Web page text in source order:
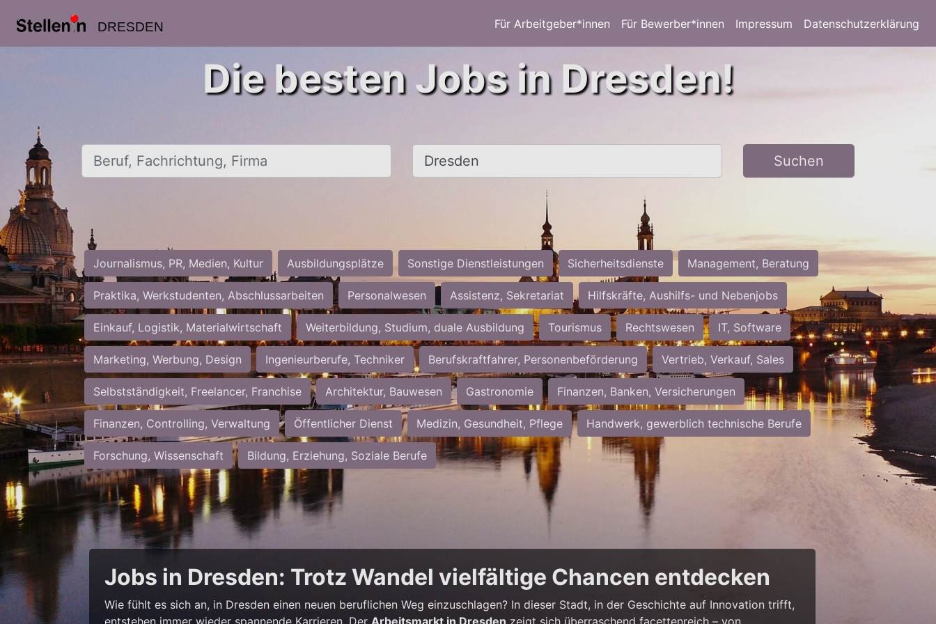
DRESDEN Für Arbeitgeber*innen Für Bewerber*innen Impressum Datenschutzerklärung
Die besten Jobs in Dresden!
Beruf, Fachrichtung, Firma Ort, Stadt Suchen
Journalismus, PR, Medien, Kultur Ausbildungsplätze Sonstige Dienstleistungen Sicherheitsdienste Management, Beratung
Praktika, Werkstudenten, Abschlussarbeiten Personalwesen Assistenz, Sekretariat Hilfskräfte, Aushilfs- und Nebenjobs
Einkauf, Logistik, Materialwirtschaft Weiterbildung, Studium, duale Ausbildung Tourismus Rechtswesen IT, Software
Marketing, Werbung, Design Ingenieurberufe, Techniker Berufskraftfahrer, Personenbeförderung Vertrieb, Verkauf, Sales
Selbstständigkeit, Freelancer, Franchise Architektur, Bauwesen Gastronomie Finanzen, Banken, Versicherungen
Finanzen, Controlling, Verwaltung Öffentlicher Dienst Medizin, Gesundheit, Pflege Handwerk, gewerblich technische Berufe
Forschung, Wissenschaft Bildung, Erziehung, Soziale Berufe
Jobs in Dresden: Trotz Wandel vielfältige Chancen entdecken
Wie fühlt es sich an, in Dresden einen neuen beruflichen Weg einzuschlagen? In dieser Stadt, in der Geschichte auf Innovation trifft,